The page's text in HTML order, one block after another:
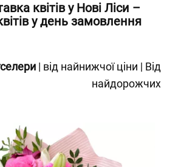
квітів у Нові Ліси –
у день замовлення
| від найнижчої ціни | Від
найдорожчих